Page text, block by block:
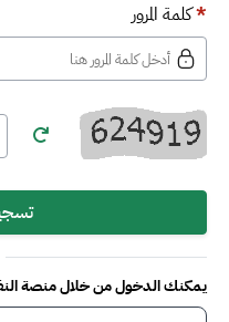
*كلمة المرور
يمكنك الدخول من خلال منصة